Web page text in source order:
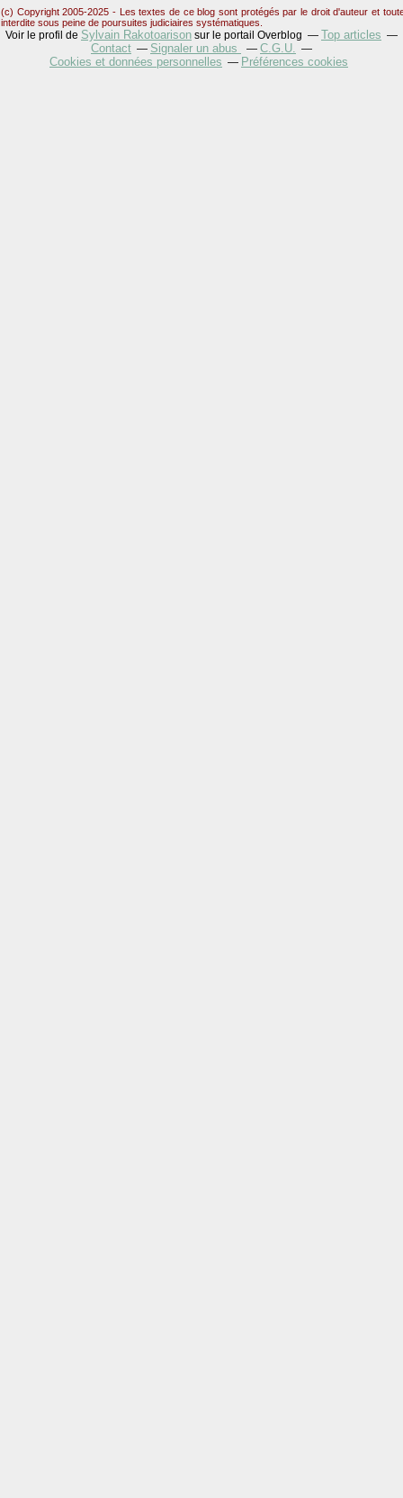
(c) Copyright 2005-2025 - Les textes de ce blog sont protégés par le droit d'auteur et
interdite sous peine de poursuites judiciaires systématiques.
Voir le profil de Sylvain Rakotoarison sur le portail Overblog
Top articles
Contact
Signaler un abus
C.G.U.
Cookies et données personnelles
Préférences cookies